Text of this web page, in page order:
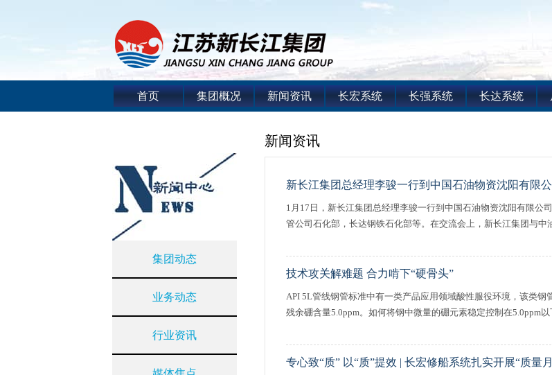
首页 集团概况 新闻资讯 长宏系统 长强系统 长达系统
集团动态
业务动态
行业资讯
新闻资讯
新长江集团总经理李骏一行到中国石油物资沈阳有限
1月17日，新长江集团总经理李骏一行到中国石油物资沈阳有限公
管公司石化部，长达钢铁石化部等。在交流会上，新长江集团与中
技术攻关解难题 合力啃下“硬骨头”
API 5L管线钢管标准中有一类产品应用领域酸性服役环境，该类
残余硼含量5.0ppm。如何将钢中微量的硼元素稳定控制在5.0ppm
专心致“质” 以“质”提效 | 长宏修船系统扎实开展“质量